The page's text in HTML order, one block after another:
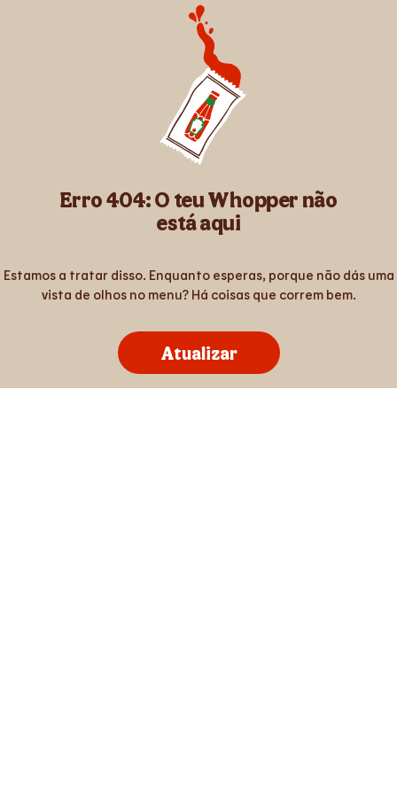
Erro 404: O teu Whopper não
está aqui
Estamos a tratar disso. Enquanto esperas, porque não dás uma
vista de olhos no menu? Há coisas que correm bem.
Atualizar